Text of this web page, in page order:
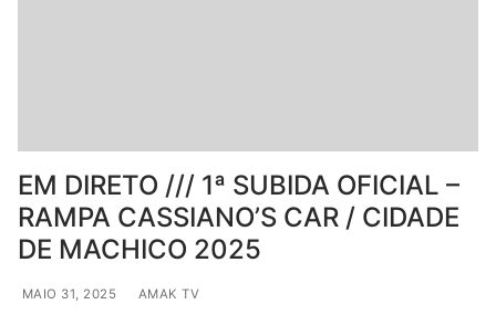
EM DIRETO /// 1ª SUBIDA OFICIAL –
RAMPA CASSIANO’S CAR / CIDADE
DE MACHICO 2025
MAIO 31, 2025 AMAK TV